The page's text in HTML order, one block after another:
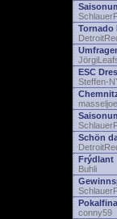
Tornado
ESC
Steffen-
masseljoe
Schön
Frýdlant
Buhli
conny59